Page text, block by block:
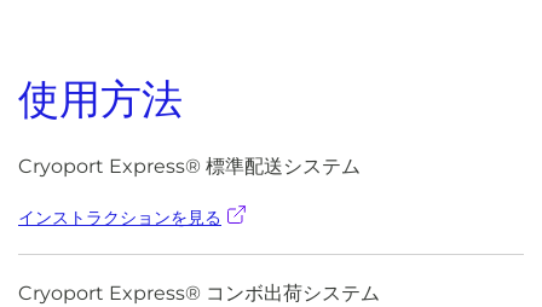
使用方法
Cryoport Express® 標準配送システム
インストラクションを見る
Cryoport Express® コンボ出荷システム